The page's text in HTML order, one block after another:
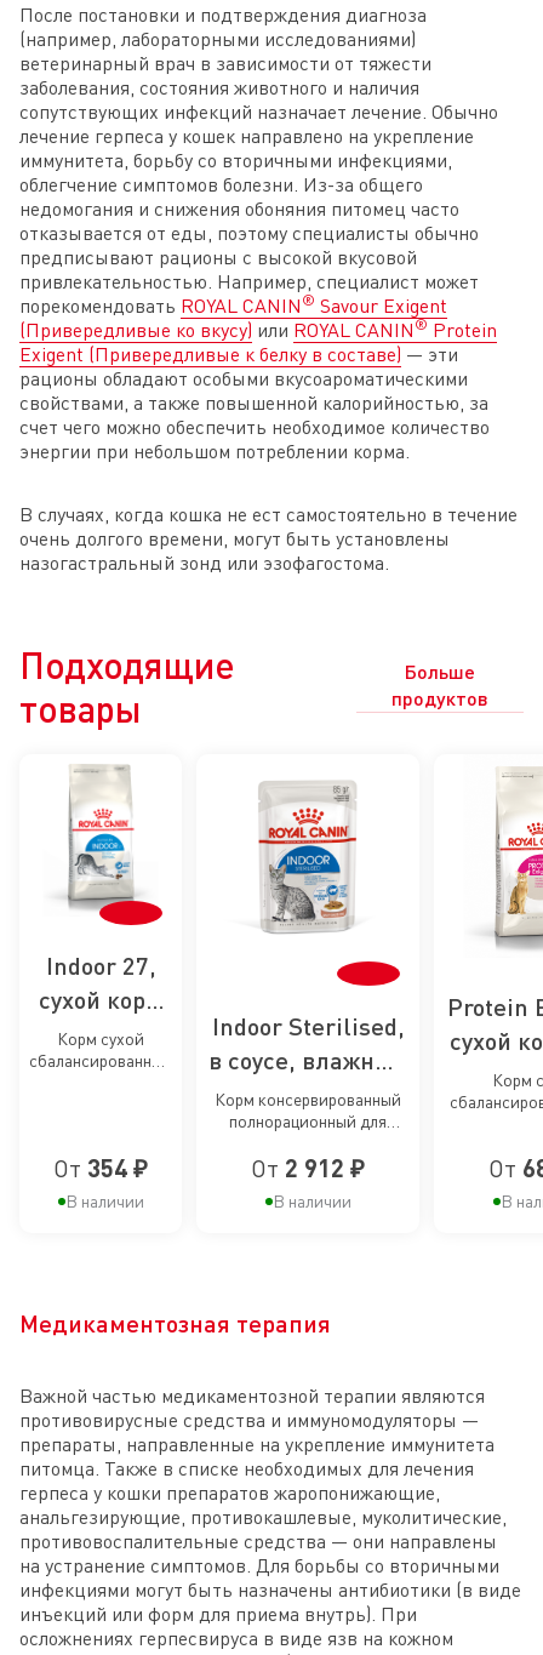
После постановки и подтверждения диагноза
(например, лабораторными исследованиями)
ветеринарный врач в зависимости от тяжести
заболевания, состояния животного и наличия
сопутствующих инфекций назначает лечение. Обычно
лечение герпеса у кошек направлено на укрепление
иммунитета, борьбу со вторичными инфекциями,
облегчение симптомов болезни. Из-за общего
недомогания и снижения обоняния питомец часто
отказывается от еды, поэтому специалисты обычно
предписывают рационы с высокой вкусовой
привлекательностью. Например, специалист может
порекомендовать ROYAL CANIN ® Savour Exigent
(Привередливые ко вкусу) или ROYAL CANIN® Protein
Exigent (Привередливые к белку в составе) — эти
рационы обладают особыми вкусоароматическими
свойствами, а также повышенной калорийностью, за
счет чего можно обеспечить необходимое количество
энергии при небольшом потреблении корма.
В случаях, когда кошка не ест самостоятельно в течение
очень долгого времени, могут быть установлены
назогастральный зонд или эзофагостома.
Подходящие
товары
Больше
продуктов
Indoor 27,
сухой корм
для кошек,
живущих в
Корм сухой
сбалансированный
От 354 ₽
В наличии
Indoor Sterilised,
в соусе, влажный
корм для
кастрированных
и
стерилизованных
Корм консервированный
полнорационный для
и стерилизованных кошек,
кусочки в соусе
От 2 912 ₽
В наличии
Protein
сухой
Корм
От
В
Медикаментозная терапия
Важной частью медикаментозной терапии являются
противовирусные средства и иммуномодуляторы —
препараты, направленные на укрепление иммунитета
питомца. Также в списке необходимых для лечения
герпеса у кошки препаратов жаропонижающие,
анальгезирующие, противокашлевые, муколитические,
противовоспалительные средства — они направлены
на устранение симптомов. Для борьбы со вторичными
инфекциями могут быть назначены антибиотики (в виде
инъекций или форм для приема внутрь). При
осложнениях герпесвируса в виде язв на кожном